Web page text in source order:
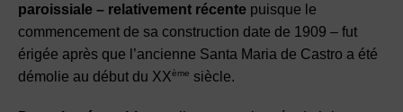
paroissiale – relativement récente puisque le
commencement de sa construction date de 1909 – fut
érigée après que l’ancienne Santa Maria de Castro a été
démolie au début du XXème siècle.